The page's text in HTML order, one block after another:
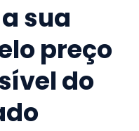
sua
preço
do